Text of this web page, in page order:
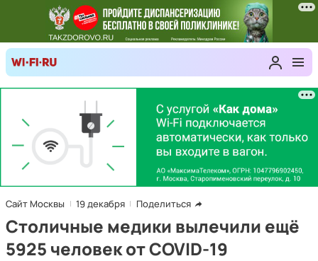
Сайт Москвы 19 декабря Поделиться
Столичные медики вылечили ещё
5925 человек от COVID-19